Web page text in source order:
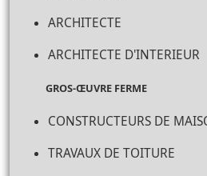
ARCHITECTE
ARCHITECTE D'INTERIEUR
GROS-ŒUVRE FERME
CONSTRUCTEURS DE
TRAVAUX DE TOITURE